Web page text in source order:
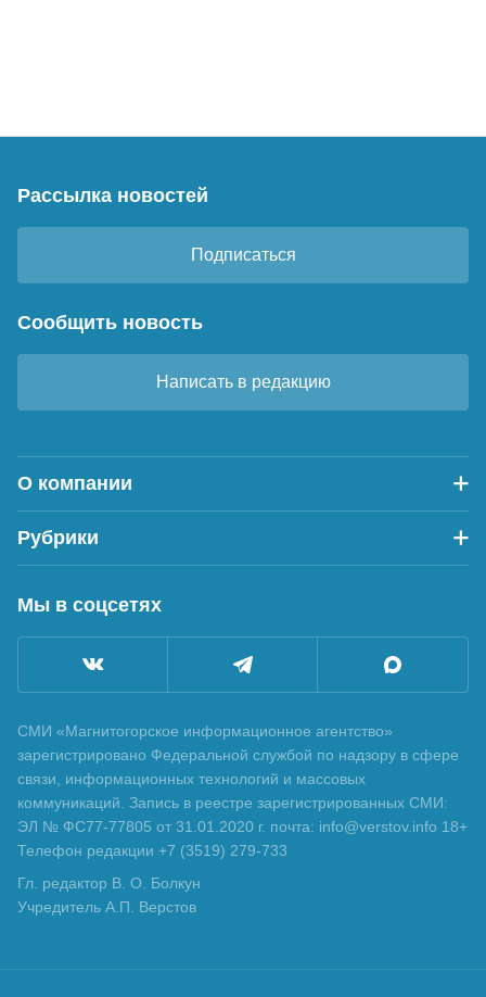
Рассылка новостей
Подписаться
Сообщить новость
Написать в редакцию
О компании
Рубрики
Мы в соцсетях
СМИ «Магнитогорское информационное агентство»
зарегистрировано Федеральной службой по надзору в сфере
связи, информационных технологий и массовых
коммуникаций. Запись в реестре зарегистрированных СМИ:
ЭЛ № ФС77-77805 от 31.01.2020 г. почта: info@verstov.info 18+
Телефон редакции +7 (3519) 279-733
Гл. редактор В. О. Болкун
Учредитель А.П. Верстов